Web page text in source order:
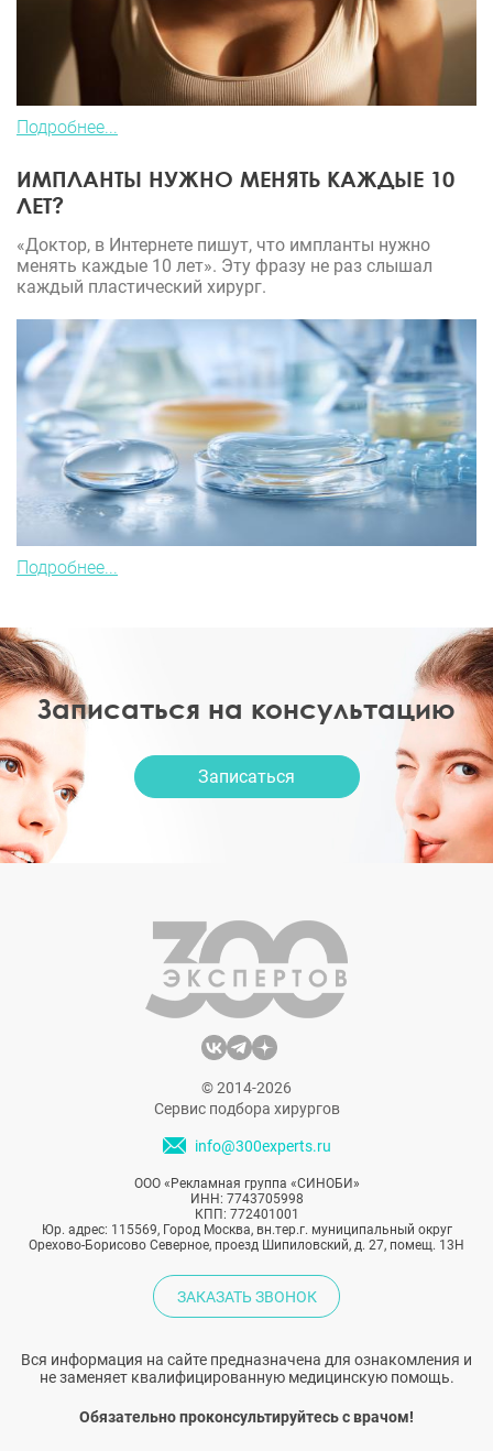
Подробнее...
ИМПЛАНТЫ НУЖНО МЕНЯТЬ КАЖДЫЕ 10
ЛЕТ?
«Доктор, в Интернете пишут, что импланты нужно
менять каждые 10 лет». Эту фразу не раз слышал
каждый пластический хирург.
Подробнее...
Записаться на консультацию
Записаться
© 2014-2026
Сервис подбора хирургов
info@300experts.ru
ООО «Рекламная группа «СИНОБИ»
ИНН: 7743705998
КПП: 772401001
Юр. адрес: 115569, Город Москва, вн.тер.г. муниципальный округ
Орехово-Борисово Северное, проезд Шипиловский, д. 27, помещ. 13Н
ЗАКАЗАТЬ ЗВОНОК
Вся информация на сайте предназначена для ознакомления и
не заменяет квалифицированную медицинскую помощь.
Обязательно проконсультируйтесь с врачом!